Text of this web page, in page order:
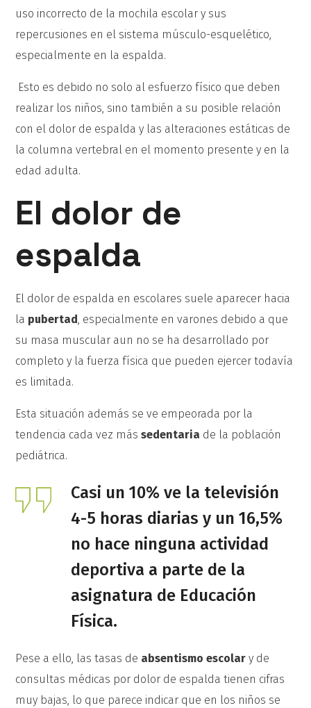
uso incorrecto de la mochila escolar y sus
repercusiones en el sistema músculo-esquelético,
especialmente en la espalda.
Esto es debido no solo al esfuerzo físico que deben
realizar los niños, sino también a su posible relación
con el dolor de espalda y las alteraciones estáticas de
la columna vertebral en el momento presente y en la
edad adulta.
El dolor de
espalda
El dolor de espalda en escolares suele aparecer hacia
la pubertad, especialmente en varones debido a que
su masa muscular aun no se ha desarrollado por
completo y la fuerza física que pueden ejercer todavía
es limitada.
Esta situación además se ve empeorada por la
tendencia cada vez mássedentaria de la población
pediátrica.
Casi un 10% ve la televisión
4-5 horas diarias y un 16,5%
no hace ninguna actividad
deportiva a parte de la
asignatura de Educación
Física.
Pese a ello, las tasas de absentismo escolar y de
consultas médicas por dolor de espalda tienen cifras
muy bajas, lo que parece indicar que en los niños se